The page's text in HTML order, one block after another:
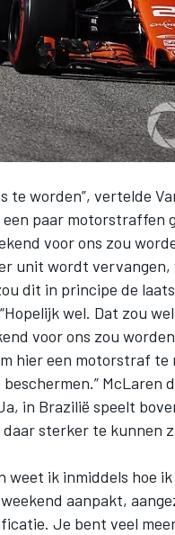
te worden”, vertelde
een paar motorstraffen
voor ons zou
unit wordt
dit in principe de
wel. Dat zou
voor ons zou
hier een motorstraf te
McLaren
in Brazilië speelt
sterker te kunnen
weet ik inmiddels hoe
aanpakt,
Je bent veel